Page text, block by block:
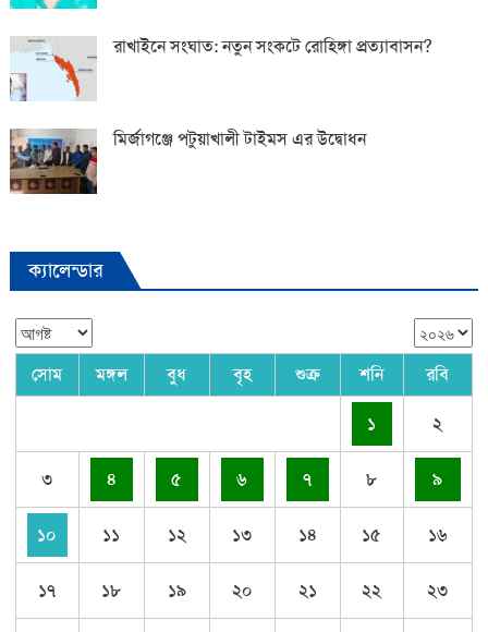
রাখাইনে সংঘাত: নতুন সংকটে রোহিঙ্গা প্রত্যাবাসন?
মির্জাগঞ্জে পটুয়াখালী টাইমস এর উদ্বোধন
ক্যালেন্ডার
সোম মঙ্গল বুধ বৃহ শুক্র শনি রবি
১ ২
৩ ৪ ৫ ৬ ৭ ৮ ৯
১০ ১১ ১২ ১৩ ১৪ ১৫ ১৬
১৭ ১৮ ১৯ ২০ ২১ ২২ ২৩